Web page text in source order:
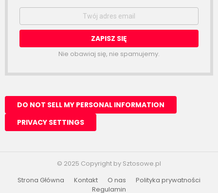
Email
Nie obawiaj się, nie spamujemy.
© 2025 Copyright by Sztosowe.pl
Strona Główna
Kontakt O nas
Polityka prywatności
Regulamin